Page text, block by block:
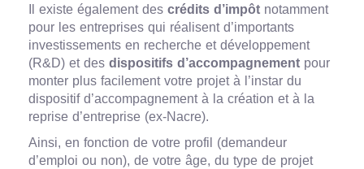
Il existe également des crédits d’impôt notamment
pour les entreprises qui réalisent d’importants
investissements en recherche et développement
(R&D) et des dispositifs d’accompagnement pour
monter plus facilement votre projet à l’instar du
dispositif d’accompagnement à la création et à la
reprise d’entreprise (ex-Nacre).
Ainsi, en fonction de votre profil (demandeur
d’emploi ou non), de votre âge, du type de projet